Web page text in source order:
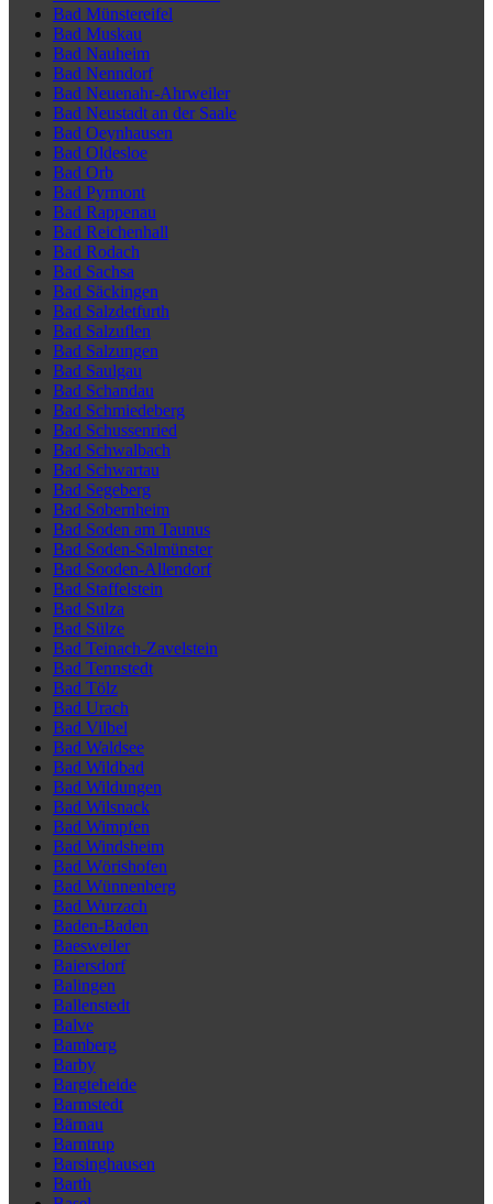
Bad Münstereifel
Bad Muskau
Bad Nauheim
Bad Nenndorf
Bad Neuenahr-Ahrweiler
Bad Neustadt an der Saale
Bad Oeynhausen
Bad Oldesloe
Bad Orb
Bad Pyrmont
Bad Rappenau
Bad Reichenhall
Bad Rodach
Bad Sachsa
Bad Säckingen
Bad Salzdetfurth
Bad Salzuflen
Bad Salzungen
Bad Saulgau
Bad Schandau
Bad Schmiedeberg
Bad Schussenried
Bad Schwalbach
Bad Schwartau
Bad Segeberg
Bad Sobernheim
Bad Soden am Taunus
Bad Soden-Salmünster
Bad Sooden-Allendorf
Bad Staffelstein
Bad Sulza
Bad Sülze
Bad Teinach-Zavelstein
Bad Tennstedt
Bad Tölz
Bad Urach
Bad Vilbel
Bad Waldsee
Bad Wildbad
Bad Wildungen
Bad Wilsnack
Bad Wimpfen
Bad Windsheim
Bad Wörishofen
Bad Wünnenberg
Bad Wurzach
Baden-Baden
Baesweiler
Baiersdorf
Balingen
Ballenstedt
Balve
Bamberg
Barby
Bargteheide
Barmstedt
Bärnau
Barntrup
Barsinghausen
Barth